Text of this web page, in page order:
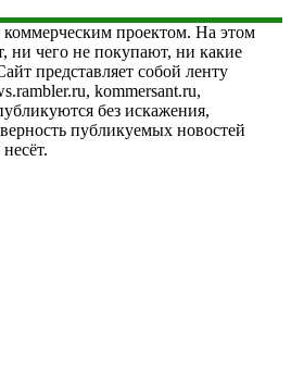
коммерческим проектом. На этом
ни чего не покупают, ни какие
представляет собой ленту
kommersant.ru,
без искажения,
публикуемых новостей